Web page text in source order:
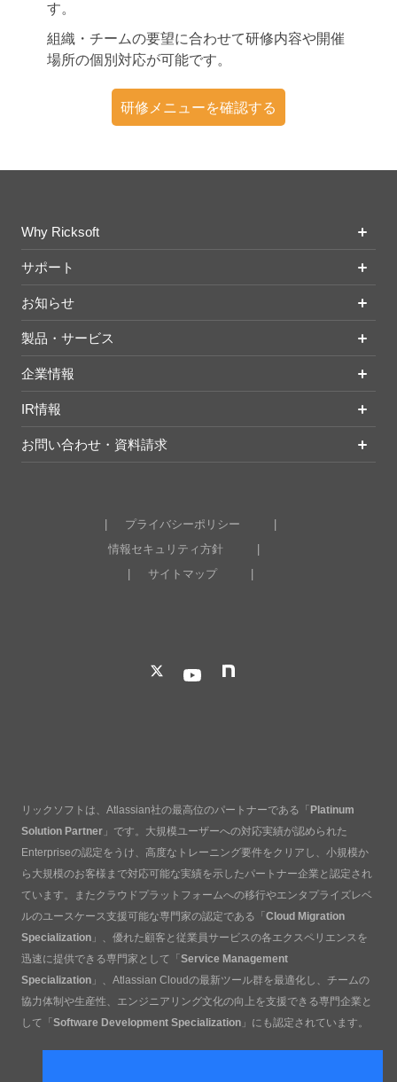
す。
組織・チームの要望に合わせて研修内容や開催
場所の個別対応が可能です。
研修メニューを確認する
Why Ricksoft
サポート
お知らせ
製品・サービス
企業情報
IR情報
お問い合わせ・資料請求
プライバシーポリシー
情報セキュリティ方針
サイトマップ
リックソフトは、Atlassian社の最高位のパートナーである「 Platinum
Solution Partner 」です。大規模ユーザーへの対応実績が認められた
Enterpriseの認定をうけ、高度なトレーニング要件をクリアし、小規模か
ら大規模のお客様まで対応可能な実績を示したパートナー企業と認定され
ています。またクラウドプラットフォームへの移行やエンタプライズレベ
ルのユースケース支援可能な専門家の認定である「 Cloud Migration
Specialization 」、優れた顧客と従業員サービスの各エクスペリエンスを
迅速に提供できる専門家として「 Service Management
Specialization 」、Atlassian Cloudの最新ツール群を最適化し、チームの
協力体制や生産性、エンジニアリング文化の向上を支援できる専門企業と
して「 Software Development Specialization 」にも認定されています。